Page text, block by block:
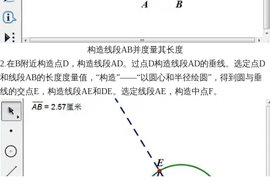
构造线段AB并度量其长度
2.在B附近构造点D，构造线段AD。过点D构造线段AD的垂线。选定点D
和线段AB的长度度量值，“构造”——“以圆心和半径绘圆”，得到圆与垂
线的交点E，构造线段AE和DE。选定线段AE，构造中点F。